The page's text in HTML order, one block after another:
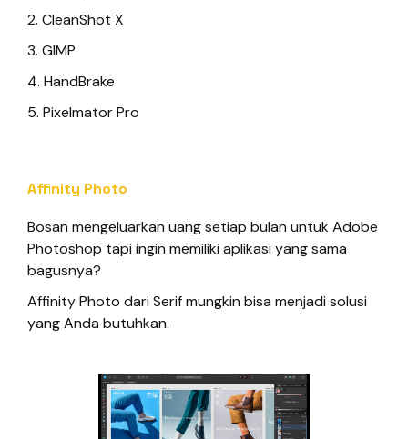
2. CleanShot X
3. GIMP
4. HandBrake
5. Pixelmator Pro
Affinity Photo
Bosan mengeluarkan uang setiap bulan untuk Adobe
Photoshop tapi ingin memiliki aplikasi yang sama
bagusnya?
Affinity Photo dari Serif mungkin bisa menjadi solusi
yang Anda butuhkan.